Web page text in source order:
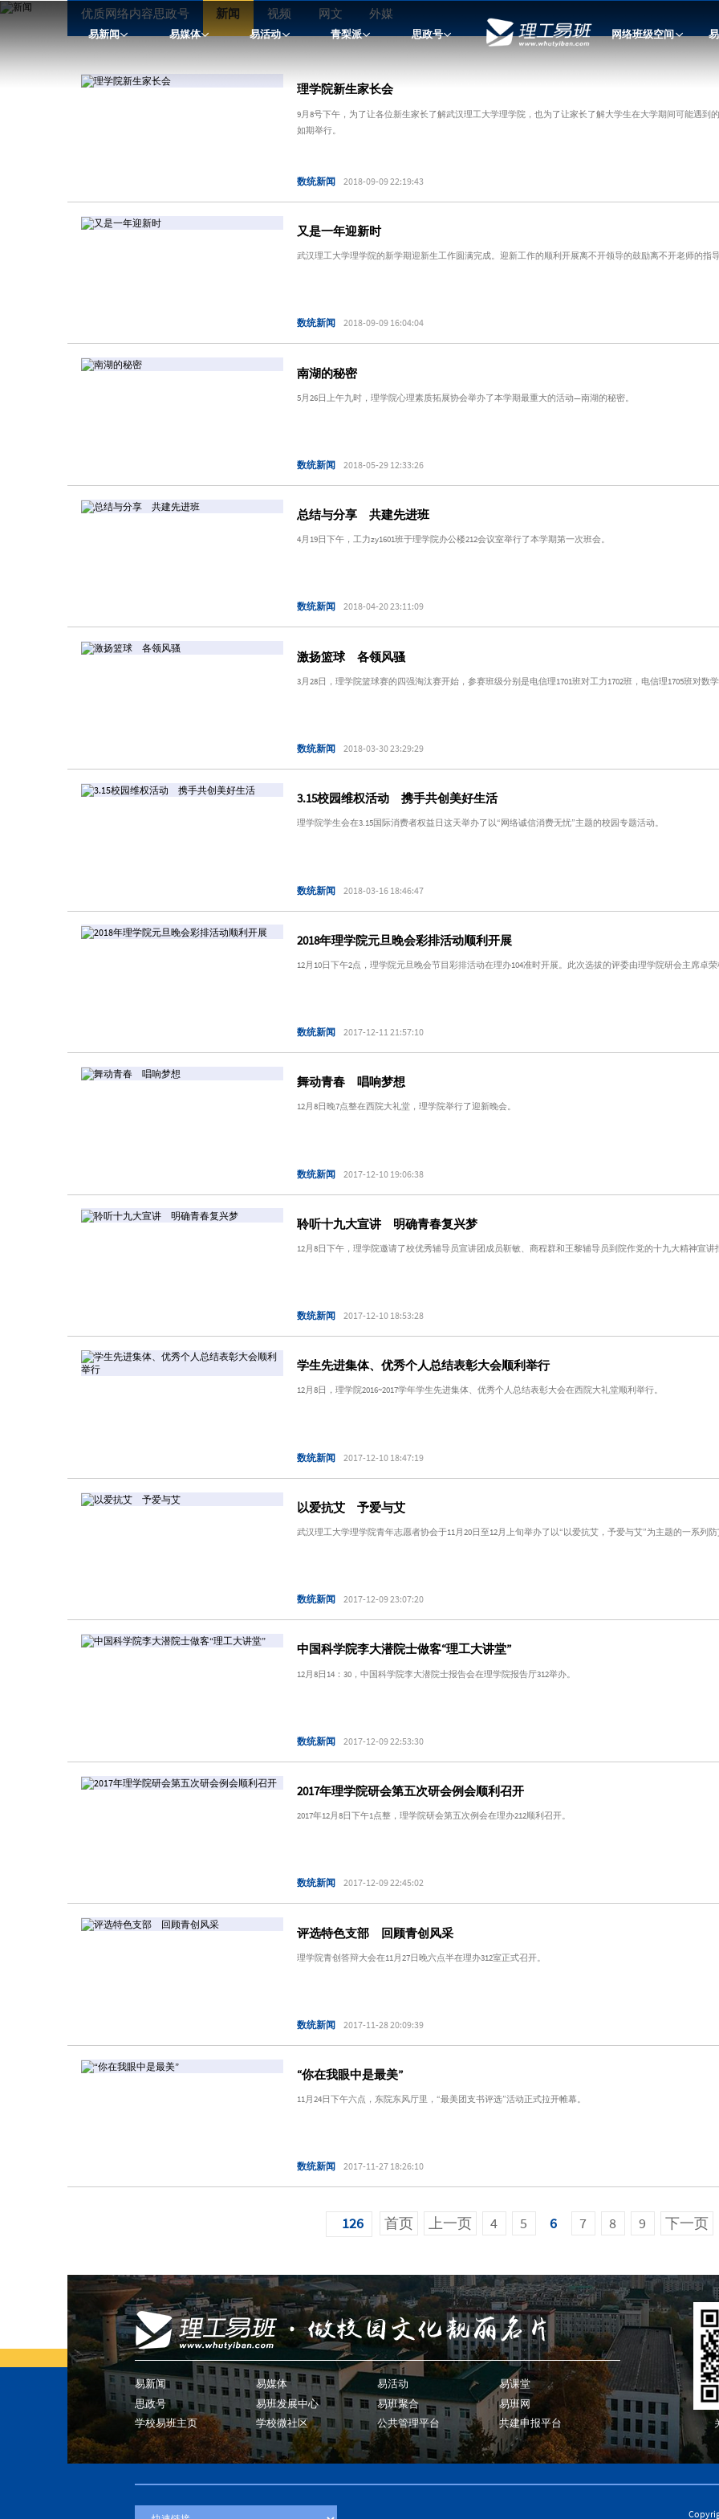
易新闻 易媒体 易活动 青梨派 思政号 网络班级空间
优质网络内容思政号 新闻 视频 网文 外媒
理学院新生家长会
9月8号下午，为了让各位新生家长了解武汉理工大学理学院，也为了让家长了解大学生在大学期间可能遇到
如期举行。
数统新闻 2018-09-09 22:19:43
又是一年迎新时
武汉理工大学理学院的新学期迎新生工作圆满完成。迎新工作的顺利开展离不开领导的鼓励离不开老师的指
数统新闻 2018-09-09 16:04:04
南湖的秘密
5月26日上午九时，理学院心理素质拓展协会举办了本学期最重大的活动—南湖的秘密。
数统新闻 2018-05-29 12:33:26
总结与分享 共建先进班
4月19日下午，工力zy1601班于理学院办公楼212会议室举行了本学期第一次班会。
数统新闻 2018-04-20 23:11:09
激扬篮球 各领风骚
3月28日，理学院篮球赛的四强淘汰赛开始，参赛班级分别是电信理1701班对工力1702班，电信理1705班对数
数统新闻 2018-03-30 23:29:29
3.15校园维权活动 携手共创美好生活
理学院学生会在3.15国际消费者权益日这天举办了以“网络诚信消费无忧”主题的校园专题活动。
数统新闻 2018-03-16 18:46:47
2018年理学院元旦晚会彩排活动顺利开展
12月10日下午2点，理学院元旦晚会节目彩排活动在理办104准时开展。此次选拔的评委由理学院研会主席卓
数统新闻 2017-12-11 21:57:10
舞动青春 唱响梦想
12月8日晚7点整在西院大礼堂，理学院举行了迎新晚会。
数统新闻 2017-12-10 19:06:38
聆听十九大宣讲 明确青春复兴梦
12月8日下午，理学院邀请了校优秀辅导员宣讲团成员靳敏、商程群和王黎辅导员到院作党的十九大精神宣讲
数统新闻 2017-12-10 18:53:28
学生先进集体、优秀个人总结表彰大会顺利举行
12月8日，理学院2016~2017学年学生先进集体、优秀个人总结表彰大会在西院大礼堂顺利举行。
数统新闻 2017-12-10 18:47:19
以爱抗艾 予爱与艾
武汉理工大学理学院青年志愿者协会于11月20日至12月上旬举办了以“以爱抗艾，予爱与艾”为主题的一系列
数统新闻 2017-12-09 23:07:20
中国科学院李大潜院士做客“理工大讲堂”
12月8日14：30，中国科学院李大潜院士报告会在理学院报告厅312举办。
数统新闻 2017-12-09 22:53:30
2017年理学院研会第五次研会例会顺利召开
2017年12月8日下午1点整，理学院研会第五次例会在理办212顺利召开。
数统新闻 2017-12-09 22:45:02
评选特色支部 回顾青创风采
理学院青创答辩大会在11月27日晚六点半在理办312室正式召开。
数统新闻 2017-11-28 20:09:39
“你在我眼中是最美”
11月24日下午六点，东院东风厅里，“最美团支书评选”活动正式拉开帷幕。
数统新闻 2017-11-27 18:26:10
126 首页 上一页 4 5 6 7 8 9 下一页
易新闻 易媒体 易活动
易课堂
思政号
易班发展中心 易班聚合
易班网
学校易班主页
学校微社区 公共管理平台 共建申报平台